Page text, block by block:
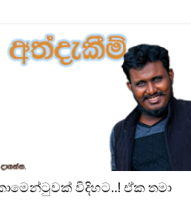
විදිහට..! ඒක තමා